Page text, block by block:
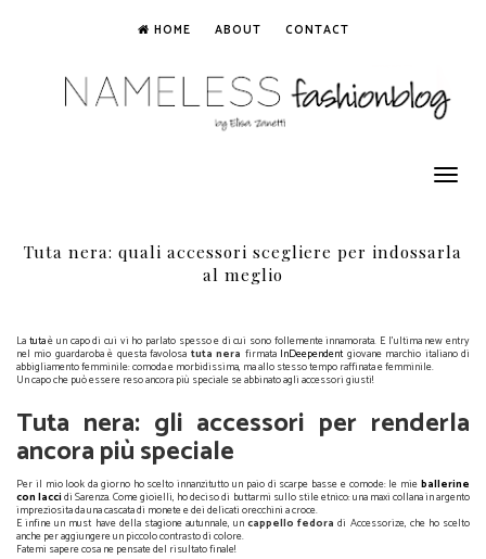
HOME ABOUT CONTACT
Toggle
navigation
Tuta nera: quali accessori scegliere per indossarla
al meglio
Latutaè un capo di cui vi ho parlato spesso e di cui sono follemente innamorata. E l'ultima new entry
nel mio guardaroba è questa favolosa tuta nera firmata InDeependent giovane marchio italiano di
abbigliamento femminile: comoda e morbidissima, ma allo stesso tempo raffinata e femminile.
Un capo che può essere reso ancora più speciale se abbinato agli accessori giusti!
Tuta nera: gli accessori per renderla
ancora più speciale
Per il mio look da giorno ho scelto innanzitutto un paio di scarpe basse e comode: le mieballerine
con laccidi Sarenza. Come gioielli, ho deciso di buttarmi sullo stile etnico: una maxi collana in argento
impreziosita da una cascata di monete e dei delicati orecchini a croce.
E infine un must have della stagione autunnale, uncappello fedora di Accessorize, che ho scelto
anche per aggiungere un piccolo contrasto di colore.
Fatemi sapere cosa ne pensate del risultato finale!